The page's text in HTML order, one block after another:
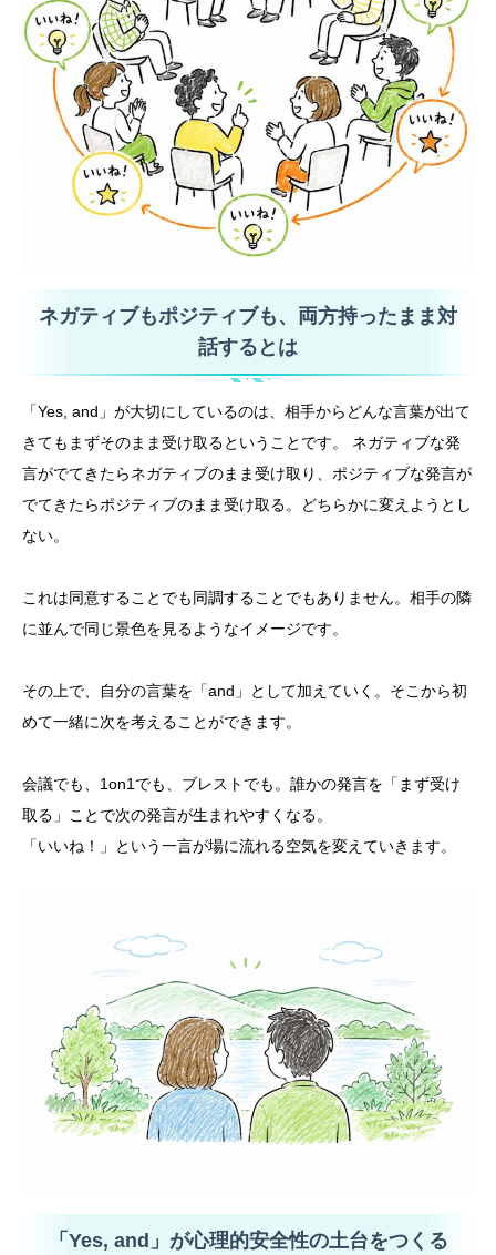
ネガティブもポジティブも、両方持ったまま対
話するとは
「Yes, and」が大切にしているのは、相手からどんな言葉が出て
きてもまずそのまま受け取るということです。 ネガティブな発
言がでてきたらネガティブのまま受け取り、ポジティブな発言が
でてきたらポジティブのまま受け取る。どちらかに変えようとし
ない。
これは同意することでも同調することでもありません。相手の隣
に並んで同じ景色を見るようなイメージです。
その上で、自分の言葉を「and」として加えていく。そこから初
めて一緒に次を考えることができます。
会議でも、1on1でも、ブレストでも。誰かの発言を「まず受け
取る」ことで次の発言が生まれやすくなる。
「いいね！」という一言が場に流れる空気を変えていきます。
「Yes, and」が心理的安全性の土台をつくる